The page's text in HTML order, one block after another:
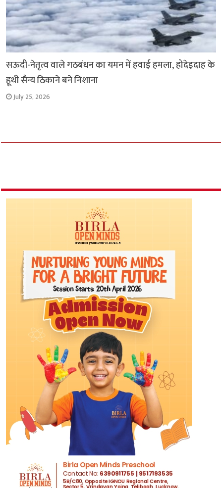
सऊदी-नेतृत्व वाले गठबंधन का यमन में हवाई हमला, होदेइदाह के
हूथी सैन्य ठिकाने बने निशाना
July 25, 2026